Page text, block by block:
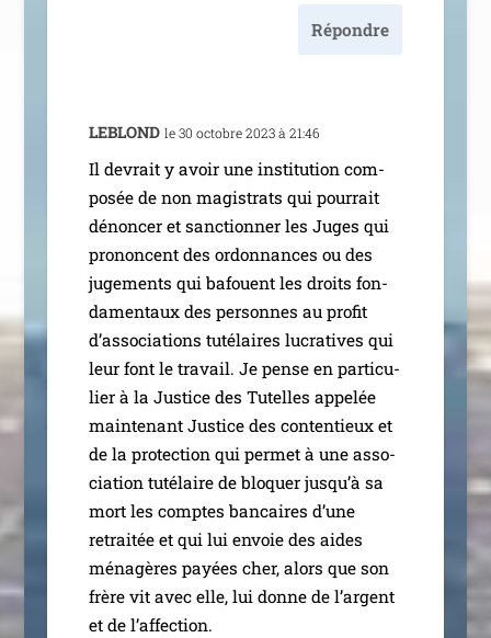
Répondre
LEBLOND le 30 octobre 2023 à 21:46
Il devrait y avoir une ins­ti­tu­tion com­
po­sée de non magis­trats qui pour­rait
dénon­cer et sanc­tion­ner les Juges qui
pro­noncent des ordon­nances ou des
juge­ments qui bafouent les droits fon­
da­men­taux des per­sonnes au pro­fit
d’as­so­cia­tions tuté­laires lucra­tives qui
leur font le tra­vail. Je pense en par­ti­cu­
lier à la Justice des Tutelles appe­lée
main­te­nant Justice des conten­tieux et
de la pro­tec­tion qui per­met à une asso­
cia­tion tuté­laire de blo­quer jus­qu’à sa
mort les comptes ban­caires d’une
retrai­tée et qui lui envoie des aides
ména­gères payées cher, alors que son
frère vit avec elle, lui donne de l’argent
et de l’affection.